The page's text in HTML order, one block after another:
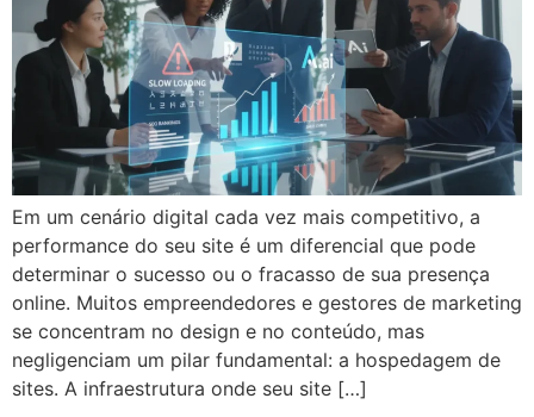
Em um cenário digital cada vez mais competitivo, a
performance do seu site é um diferencial que pode
determinar o sucesso ou o fracasso de sua presença
online. Muitos empreendedores e gestores de marketing
se concentram no design e no conteúdo, mas
negligenciam um pilar fundamental: a hospedagem de
sites. A infraestrutura onde seu site […]